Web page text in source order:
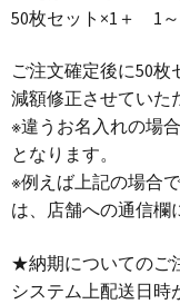
50枚セット×1＋ 1
ご注文確定後に50枚
減額修正させてい
※違うお名入れの場
となります。
※例えば上記の場合
は、店舗への通信欄
★納期についてのご
システム上配送日時